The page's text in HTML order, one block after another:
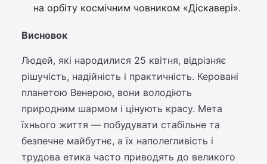
на орбіту космічним човником «Діскавері».
Висновок
Людей, які народилися 25 квітня, відрізняє
рішучість, надійність і практичність. Керовані
планетою Венерою, вони володіють
природним шармом і цінують красу. Мета
їхнього життя — побудувати стабільне та
безпечне майбутнє, а їх наполегливість і
трудова етика часто приводять до великого